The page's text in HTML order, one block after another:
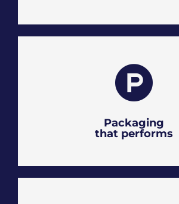
Packaging
that performs